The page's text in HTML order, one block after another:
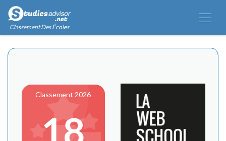
Classement Des Écoles
Classement 2026
18